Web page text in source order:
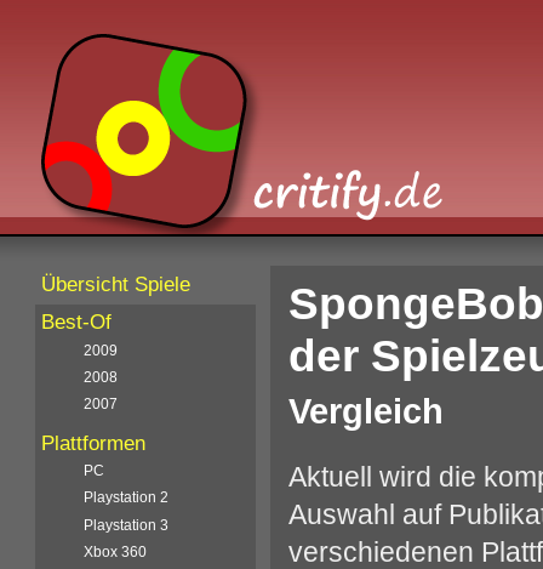
der
Vergleich
Aktuell wird die
Auswahl auf
verschiedenen
Übersicht Spiele
Best-Of
2009
2008
2007
Plattformen
PC
Playstation 2
Playstation 3
Xbox 360